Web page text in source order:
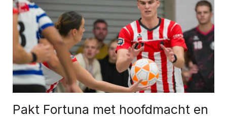
Pakt Fortuna met hoofdmacht en